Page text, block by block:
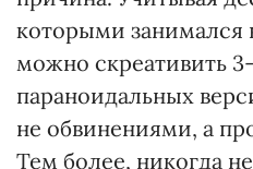
которыми занимался
можно скреативить
параноидальных
не обвинениями, а
Тем более, никогда